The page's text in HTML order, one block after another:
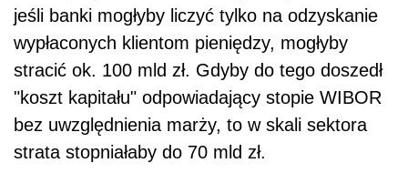
jeśli banki mogłyby liczyć tylko na odzyskanie
wypłaconych klientom pieniędzy, mogłyby
stracić ok. 100 mld zł. Gdyby do tego doszedł
"koszt kapitału" odpowiadający stopie WIBOR
bez uwzględnienia marży, to w skali sektora
strata stopniałaby do 70 mld zł.